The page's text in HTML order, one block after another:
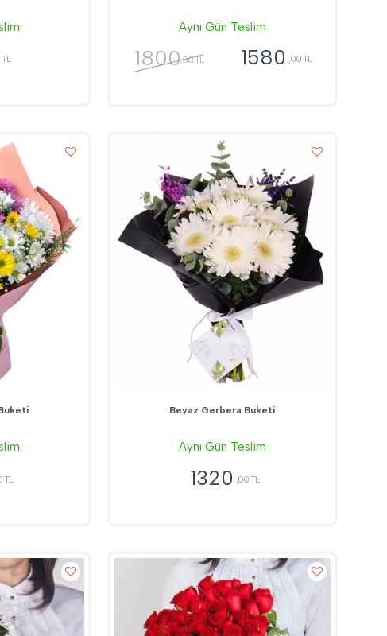
Aynı Gün Teslim
1800,00 TL 1580 ,00 TL
TL
Beyaz Gerbera Buketi
Aynı Gün Teslim
1320 ,00 TL